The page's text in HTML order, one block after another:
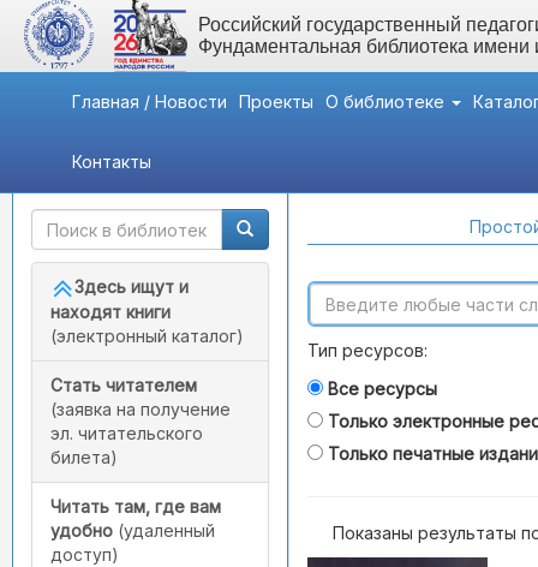
Российский государственный
Фундаментальная библиотека
Главная / Новости Проекты О библиотеке
Контакты
Быстрый доступ
Здесь ищут и
находят книги
(электронный каталог)
Стать читателем
(заявка на получение
эл. читательского
билета)
Читать там, где вам
удобно (удаленный
доступ)
Тип ресурсов:
Все ресурсы
Только электронные
Только печатные
Показаны результаты